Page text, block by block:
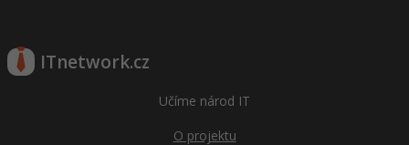
ITnetwork.cz
Učíme národ IT
O projektu